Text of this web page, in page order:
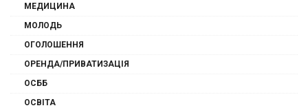
МЕДИЦИНА
МОЛОДЬ
ОГОЛОШЕННЯ
ОРЕНДА/ПРИВАТИЗАЦІЯ
ОСББ
ОСВІТА